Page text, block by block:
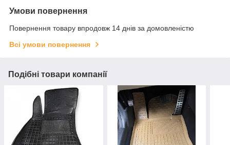
Умови повернення
Повернення товару впродовж 14 днів за домовленістю
Всі умови повернення
Подібні товари компанії